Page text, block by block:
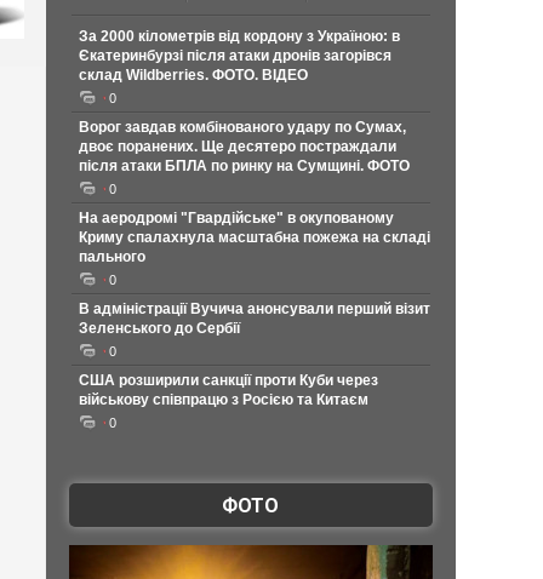
За 2000 кілометрів від кордону з Україною: в
Єкатеринбурзі після атаки дронів загорівся
склад Wildberries. ФОТО. ВІДЕО
0
Ворог завдав комбінованого удару по Сумах,
двоє поранених. Ще десятеро постраждали
після атаки БПЛА по ринку на Сумщині. ФОТО
0
На аеродромі "Гвардійське" в окупованому
Криму спалахнула масштабна пожежа на складі
пального
0
В адміністрації Вучича анонсували перший візит
Зеленського до Сербії
0
США розширили санкції проти Куби через
військову співпрацю з Росією та Китаєм
0
ФОТО